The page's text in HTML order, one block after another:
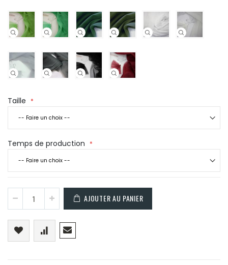
Taille
Temps de production
AJOUTER AU PANIER